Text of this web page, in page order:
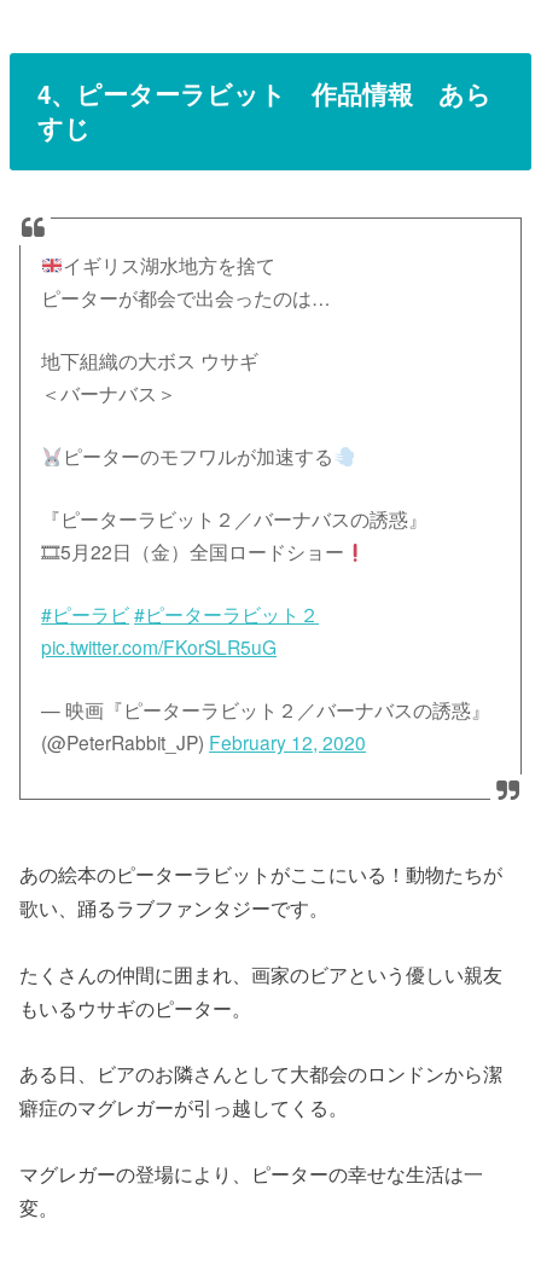
4、ピーターラビット 作品情報 あら
すじ
イギリス湖水地方を捨て
ピーターが都会で出会ったのは…
地下組織の大ボス ウサギ
＜バーナバス＞
ピーターのモフワルが加速する
『ピーターラビット２／バーナバスの誘惑』
🎞5月22日（金）全国ロードショー
#ピーラビ#ピーターラビット２
pic.twitter.com/FKorSLR5uG
— 映画『ピーターラビット２／バーナバスの誘惑』
(@PeterRabbit_JP) February 12, 2020
あの絵本のピーターラビットがここにいる！動物たちが
歌い、踊るラブファンタジーです。
たくさんの仲間に囲まれ、画家のビアという優しい親友
もいるウサギのピーター。
ある日、ビアのお隣さんとして大都会のロンドンから潔
癖症のマグレガーが引っ越してくる。
マグレガーの登場により、ピーターの幸せな生活は一
変。